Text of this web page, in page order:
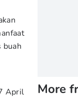
buah
April
More